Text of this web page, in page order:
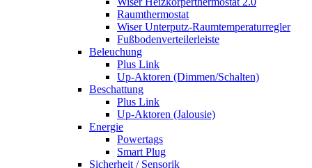
Raumthermostat
Wiser Unterputz-Raumtemperaturregler
Fußbodenverteilerleiste
Beleuchung
Plus Link
Up-Aktoren (Dimmen/Schalten)
Beschattung
Plus Link
Up-Aktoren (Jalousie)
Energie
Powertags
Smart Plug
Sicherheit / Sensorik